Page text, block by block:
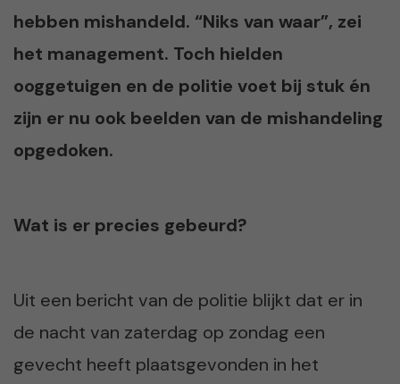
hebben mishandeld. “Niks van waar”, zei
het management. Toch hielden
ooggetuigen en de politie voet bij stuk én
zijn er nu ook beelden van de mishandeling
opgedoken.
Wat is er precies gebeurd?
Uit een bericht van de politie blijkt dat er in
de nacht van zaterdag op zondag een
gevecht heeft plaatsgevonden in het